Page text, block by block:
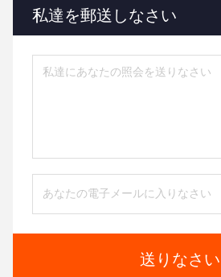
私達を郵送しなさい
送りなさい